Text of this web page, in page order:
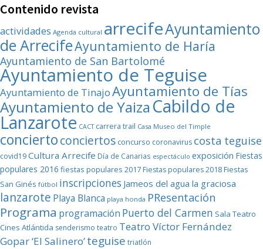
Contenido revista
actividades Agenda cultural arrecifeAyuntamiento
de ArrecifeAyuntamiento de Haría
Ayuntamiento de San Bartolomé
Ayuntamiento de Teguise
Ayuntamiento de TinajoAyuntamiento de Tías
Ayuntamiento de Yaiza Cabildo de
Lanzarote CACT carrera trail Casa Museo del Timple
conciertoconciertos concurso coronavirus costa teguise
covid19Cultura Arrecife Día de Canarias espectáculo exposición Fiestas
populares 2016 fiestas populares 2017 Fiestas populares 2018Fiestas
San Ginés fútbol inscripciones Jameos del agua la graciosa
lanzarote Playa Blanca playa honda PResentación
Programa programación Puerto del Carmen Sala Teatro
Cines Atlántida senderismo teatro Teatro Víctor Fernández
Gopar ‘El Salinero’teguise triatlón